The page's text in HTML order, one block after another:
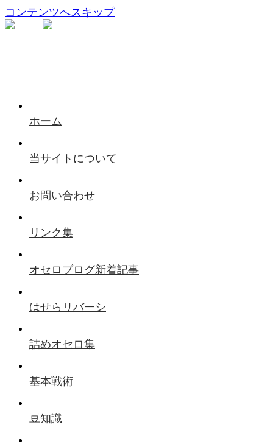
コンテンツへスキップ
ホーム
当サイトについて
お問い合わせ
リンク集
オセロブログ新着記事
はせらリバーシ
詰めオセロ集
基本戦術
豆知識